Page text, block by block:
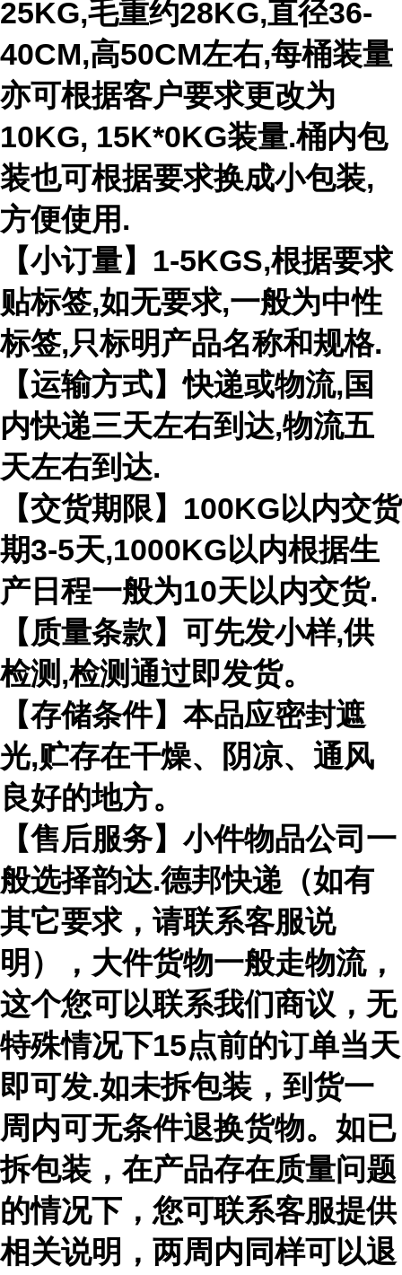
25KG,毛重约28KG,直径36-
40CM,高50CM左右,每桶装量
亦可根据客户要求更改为
10KG, 15K*0KG装量.桶内包
装也可根据要求换成小包装,
方便使用.
【小订量】1-5KGS,根据要求
贴标签,如无要求,一般为中性
标签,只标明产品名称和规格.
【运输方式】快递或物流,国
内快递三天左右到达,物流五
天左右到达.
【交货期限】100KG以内交货
期3-5天,1000KG以内根据生
产日程一般为10天以内交货.
【质量条款】可先发小样,供
检测,检测通过即发货。
【存储条件】本品应密封遮
光,贮存在干燥、阴凉、通风
良好的地方。
【售后服务】小件物品公司一
般选择韵达.德邦快递（如有
其它要求，请联系客服说
明），大件货物一般走物流，
这个您可以联系我们商议，无
特殊情况下15点前的订单当天
即可发.如未拆包装，到货一
周内可无条件退换货物。如已
拆包装，在产品存在质量问题
的情况下，您可联系客服提供
相关说明，两周内同样可以退